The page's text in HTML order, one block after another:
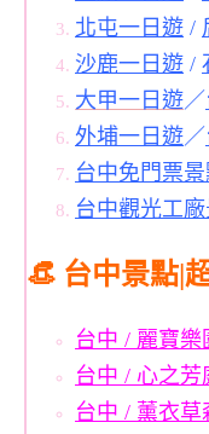
北屯一日遊 /
沙鹿一日遊 /
大甲一日遊／
外埔一日遊／
台中免門票
台中觀光工
👒 台中景點|
台中 / 麗寶樂
台中 / 心之芳
台中 / 薰衣